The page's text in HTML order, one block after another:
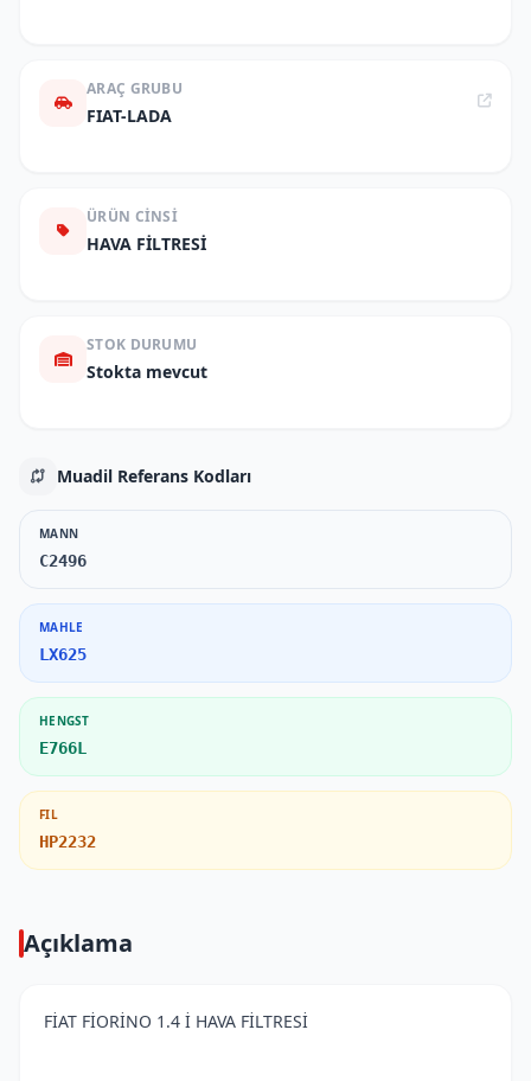
ARAÇ GRUBU
FIAT-LADA
ÜRÜN CINSI
HAVA FİLTRESİ
STOK DURUMU
Stokta mevcut
Muadil Referans Kodları
MANN
C2496
MAHLE
LX625
HENGST
E766L
FIL
HP2232
Açıklama
FİAT FİORİNO 1.4 İ HAVA FİLTRESİ